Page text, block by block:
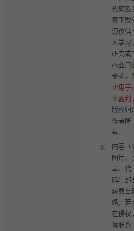
代码及
费下载
源仅供
人学习、
研究或
商业用
参考，
止用于
业盈利 ，
版权归
作者所
有。
3.
内容（
图片、
章、代
码）部
转载自
络，若
在侵权，
请联系